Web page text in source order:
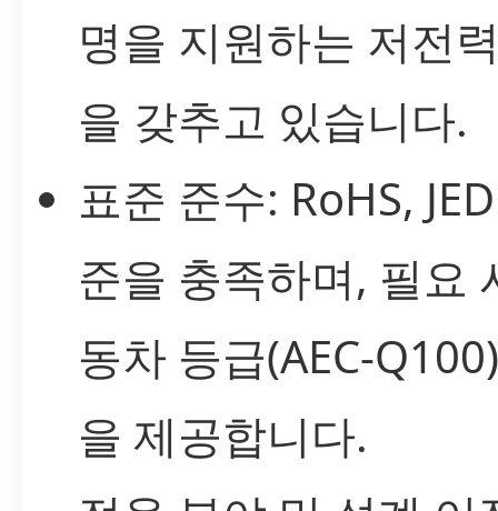
명을 지원하는 저전
을 갖추고 있습니다.
표준 준수: RoHS,
준을 충족하며, 필요
동차 등급(AEC-
을 제공합니다.